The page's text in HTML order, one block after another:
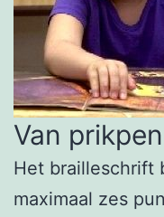
Van
Het brailleschrift
maximaal zes